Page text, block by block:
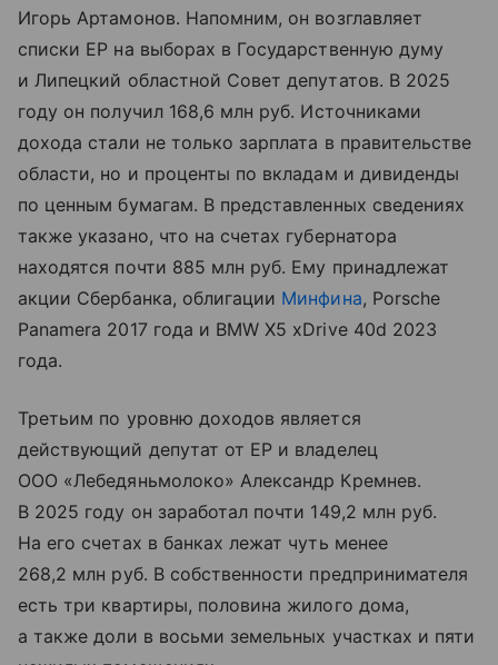
Игорь Артамонов. Напомним, он возглавляет
списки ЕР на выборах в Государственную думу
и Липецкий областной Совет депутатов. В 2025
году он получил 168,6 млн руб. Источниками
дохода стали не только зарплата в правительстве
области, но и проценты по вкладам и дивиденды
по ценным бумагам. В представленных сведениях
также указано, что на счетах губернатора
находятся почти 885 млн руб. Ему принадлежат
акции Сбербанка, облигации Минфина, Porsche
Panamera 2017 года и BMW X5 xDrive 40d 2023
года.
Третьим по уровню доходов является
действующий депутат от ЕР и владелец
ООО «Лебедяньмолоко» Александр Кремнев.
В 2025 году он заработал почти 149,2 млн руб.
На его счетах в банках лежат чуть менее
268,2 млн руб. В собственности предпринимателя
есть три квартиры, половина жилого дома,
а также доли в восьми земельных участках и пяти